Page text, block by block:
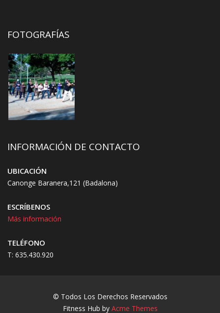
FOTOGRAFÍAS
INFORMACIÓN DE CONTACTO
UBICACIÓN
Canonge Baranera,121 (Badalona)
ESCRÍBENOS
Más información
TELÉFONO
T: 635.430.920
© Todos Los Derechos Reservados
Fitness Hub by Acme Themes